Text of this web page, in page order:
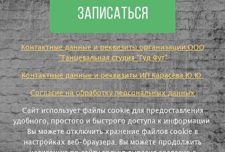
Контактные данные и реквизиты организации ООО
"Танцевальная студия "Гуд Фут"
Контактные данные и реквизиты ИП Карасева Ю.Ю.
Согласие на обработку персональных данных
Сайт использует файлы cookie для предоставления
удобного, простого и быстрого доступа к информации.
Вы можете отключить хранение файлов cookie в
настройках веб-браузера. Вы можете продолжить